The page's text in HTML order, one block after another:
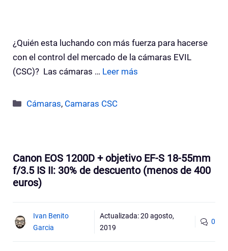
¿Quién esta luchando con más fuerza para hacerse
con el control del mercado de la cámaras EVIL
(CSC)? Las cámaras … Leer más
Categorías
Cámaras, Camaras CSC
Canon EOS 1200D + objetivo EF-S 18-55mm
f/3.5 IS II: 30% de descuento (menos de 400
euros)
Ivan Benito
Garcia
Actualizada:20 agosto,
2019
0